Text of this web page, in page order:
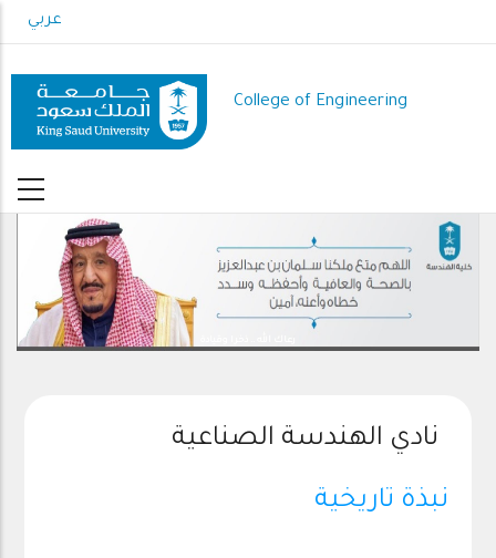
to
content
عربي
College of Engineering
نادي الهندسة الصناعية
نبذة تاريخية